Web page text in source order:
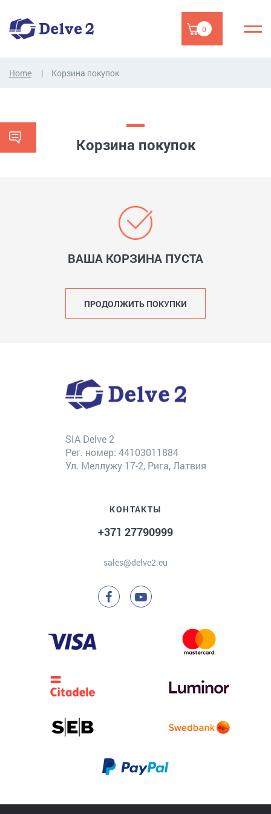
0
Home Корзина покупок
Корзина покупок
ВАША КОРЗИНА ПУСТА
ПРОДОЛЖИТЬ ПОКУПКИ
SIA Delve 2
Рег. номер: 44103011884
Ул. Меллужу 17-2, Рига, Латвия
КОНТАКТЫ
+371 27790999
sales@delve2.eu